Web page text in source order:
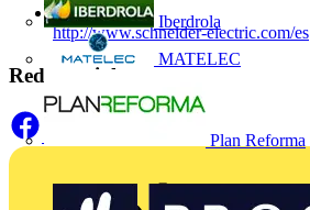
Iberdrola
MATELEC
Plan Reforma
http://www.schneider-electric.com/es
Redes sociales